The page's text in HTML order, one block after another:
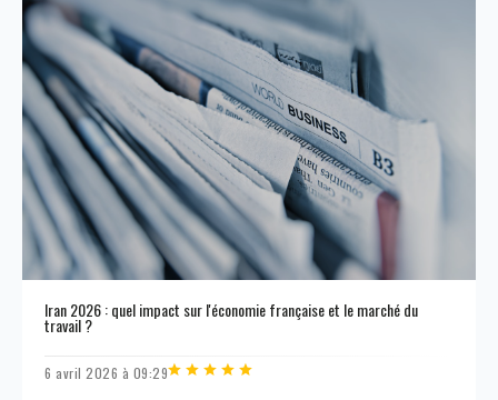
Iran 2026 : quel impact sur l'économie française et le marché du
travail ?
6 avril 2026 à 09:29